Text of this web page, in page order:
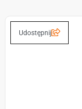
Udostępnij